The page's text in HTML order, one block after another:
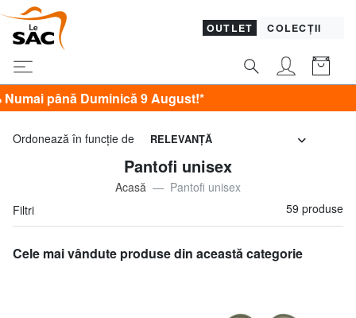
OUTLET COLECȚII
9 August!*
Ordonează în funcţie de RELEVANŢĂ
Pantofi unisex
Acasă
Pantofi unisex
Filtri
59 produse
Cele mai vândute produse din această categorie